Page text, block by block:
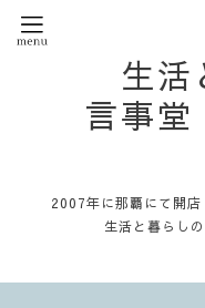
生活
言事堂
2007年に那覇にて開
生活と暮らし